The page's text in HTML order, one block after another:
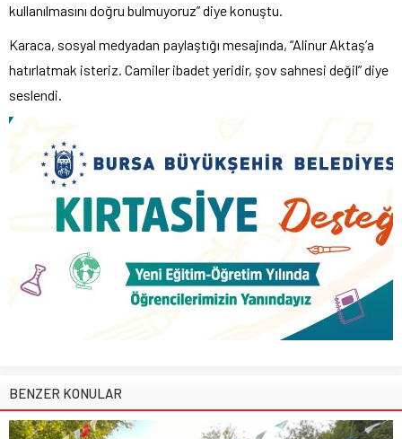
kullanılmasını doğru bulmuyoruz” diye konuştu.
Karaca, sosyal medyadan paylaştığı mesajında, “Alinur Aktaş’a
hatırlatmak isteriz. Camiler ibadet yeridir, şov sahnesi değil” diye
seslendi.
BENZER KONULAR